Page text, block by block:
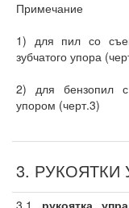
Примечание
1) для пил со
зубчатого упора
2) для бензопил
упором (черт.3)
3. РУКОЯТКИ
3.1 рукоятка